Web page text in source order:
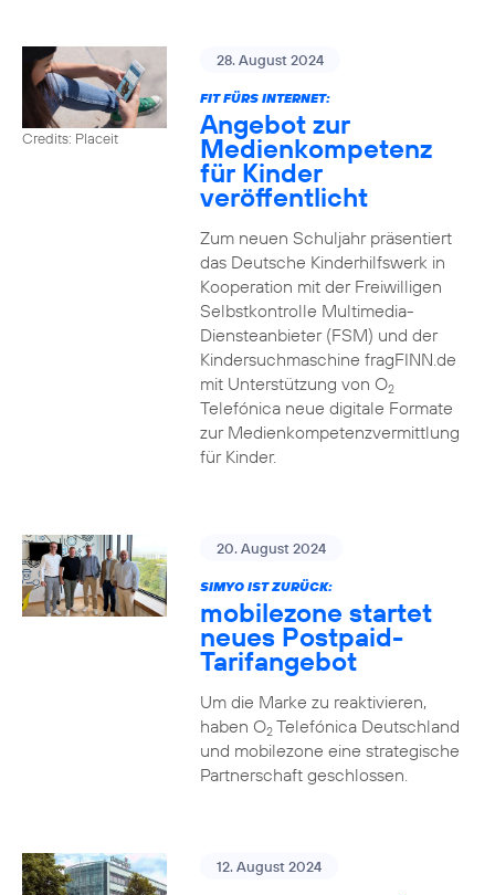
Credits: Placeit
28. August 2024
FIT FÜRS INTERNET:
Angebot zur
Medienkompetenz
für Kinder
veröffentlicht
Zum neuen Schuljahr präsentiert
das Deutsche Kinderhilfswerk in
Kooperation mit der Freiwilligen
Selbstkontrolle Multimedia-
Diensteanbieter (FSM) und der
Kindersuchmaschine fragFINN.de
mit Unterstützung von O2
Telefónica neue digitale Formate
zur Medienkompetenzvermittlung
für Kinder.
20. August 2024
SIMYO IST ZURÜCK:
mobilezone startet
neues Postpaid-
Tarifangebot
Um die Marke zu reaktivieren,
haben O2Telefónica Deutschland
und mobilezone eine strategische
Partnerschaft geschlossen.
12. August 2024